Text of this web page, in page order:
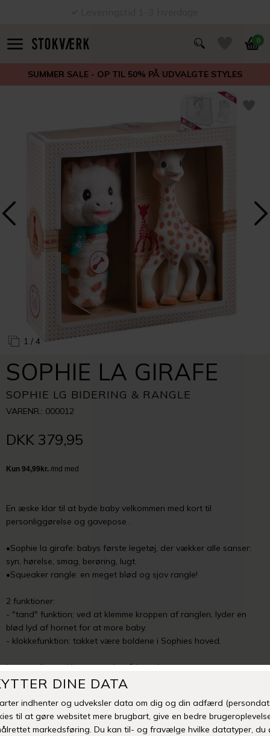
0
SUMMER SALE - OP TIL 50% PÅ UDVALGTE STYLES
1 / 4
SOPHIE LA GIRAFE
SOPHIE LG BIDERING & RANGLE
VARENR.: 000012
DKK 379,95
En æske klar til at byde baby velkommen med kort til
personliggørelse og gavepose .
•Sophie la girafe: babys første legetøj, der vækker alle sanser:
syn, hørelse, smag, berøring, lugt.
•Squeaker rangle: en meget blød og sjov rangle!
2 funktioner:
- "tand" funktion: ved at klemme kroppen af ranglen, lyder en
blød lyd af hornet for at more baby.
- klokkefunktion: takket være boldene i Sophies hoved.
Let at gribe og klemme med små hænder.
+
TILFØJ TIL ØNSKESKYEN